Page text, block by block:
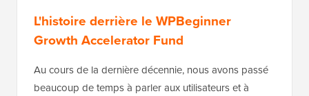
L'histoire derrière le WPBeginner
Growth Accelerator Fund
Au cours de la dernière décennie, nous avons passé
beaucoup de temps à parler aux utilisateurs et à